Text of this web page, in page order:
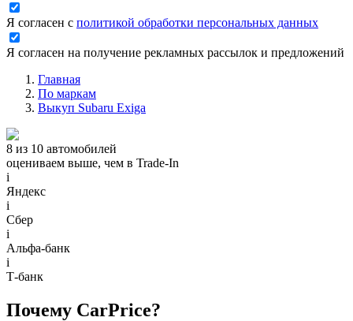
Я согласен с политикой обработки персональных данных
Я согласен на получение рекламных рассылок и предложений
Главная
По маркам
Выкуп Subaru Exiga
8 из 10 автомобилей
оцениваем выше, чем в Trade‑In
i
Яндекс
i
Сбер
i
Альфа-банк
i
Т-банк
Почему CarPrice?